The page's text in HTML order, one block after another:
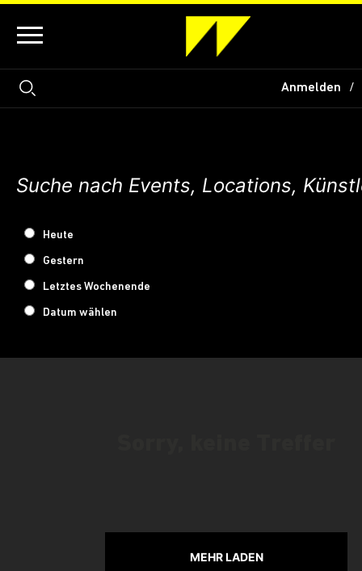
Anmelden
Heute
Gestern
Letztes Wochenende
Datum wählen
MEHR LADEN